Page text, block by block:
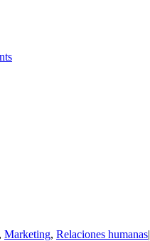
, Marketing, Relaciones humanas|